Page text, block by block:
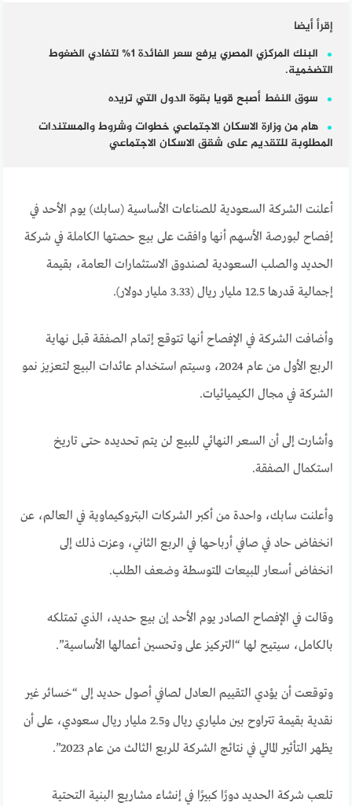
إقرأ أيضا
البنك المركزي المصري يرفع سعر الفائدة 1% لتفادي الضغوط
التضخمية.
سوق النفط أصبح قويا بقوة الدول التي تريده
هام من وزارة الاسكان الاجتماعي خطوات وشروط والمستندات
المطلوبة للتقديم على شقق الاسكان الاجتماعي
أعلنت الشركة السعودية للصناعات الأساسية (سابك) يوم الأحد في
إفصاح لبورصة الأسهم أنها وافقت على بيع حصتها الكاملة في شركة
الحديد والصلب السعودية لصندوق الاستثمارات العامة، بقيمة
إجمالية قدرها 12.5 مليار ريال (3.33 مليار دولار).
وأضافت الشركة في الإفصاح أنها تتوقع إتمام الصفقة قبل نهاية
الربع الأول من عام 2024، وسيتم استخدام عائدات البيع لتعزيز نمو
الشركة في مجال الكيميائيات.
وأشارت إلى أن السعر النهائي للبيع لن يتم تحديده حتى تاريخ
استكمال الصفقة.
وأعلنت سابك، واحدة من أكبر الشركات البتروكيماوية في العالم، عن
انخفاض حاد في صافي أرباحها في الربع الثاني، وعزت ذلك إلى
انخفاض أسعار المبيعات المتوسطة وضعف الطلب.
وقالت في الإفصاح الصادر يوم الأحد إن بيع حديد، الذي تمتلكه
بالكامل، سيتيح لها “التركيز على وتحسين أعمالها الأساسية”.
وتوقعت أن يؤدي التقييم العادل لصافي أصول حديد إلى “خسائر غير
نقدية بقيمة تتراوح بين ملياري ريال و2.5 مليار ريال سعودي، على أن
يظهر التأثير المالي في نتائج الشركة للربع الثالث من عام 2023”.
تلعب شركة الحديد دورًا كبيرًا في إنشاء مشاريع البنية التحتية